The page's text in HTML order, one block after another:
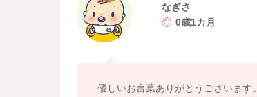
現在のご様子は、いわゆる頻回授乳
たい欲求があったり、眠りにつくの
すから、ママさん方が悩まれるのは
なぎさ
0歳1カ月
優しいお言葉ありがとうございます。